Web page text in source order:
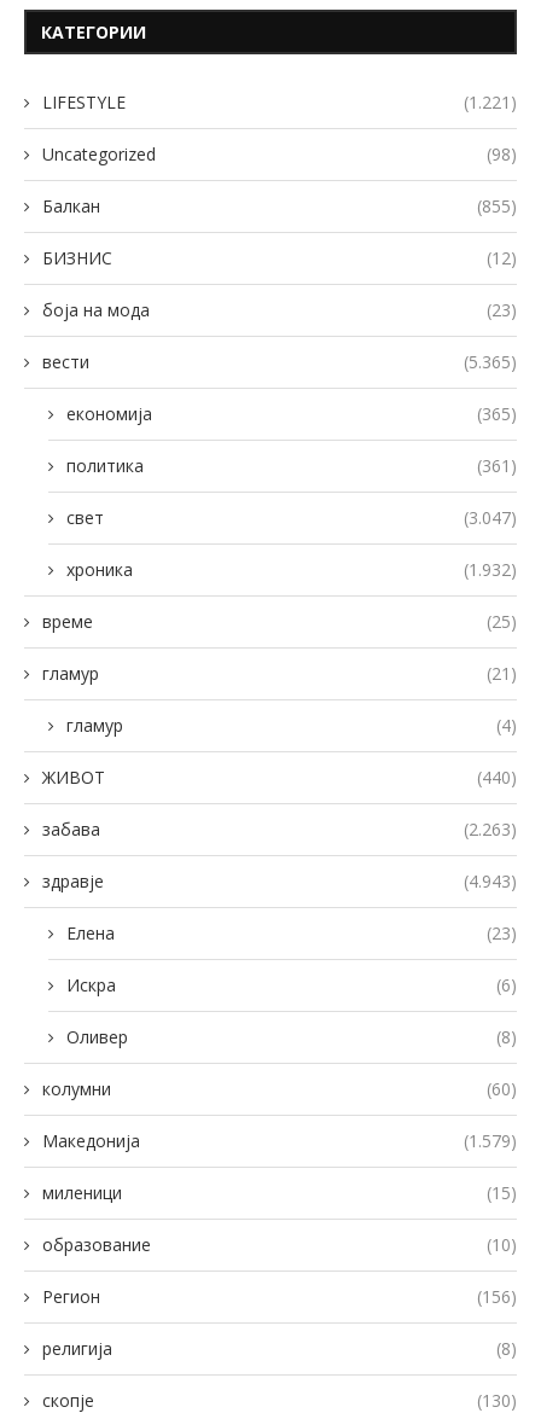
КАТЕГОРИИ
LIFESTYLE (1.221)
Uncategorized (98)
Балкан (855)
БИЗНИС (12)
боја на мода (23)
вести (5.365)
економија (365)
политика (361)
свет (3.047)
хроника (1.932)
време (25)
гламур (21)
гламур (4)
ЖИВОТ (440)
забава (2.263)
здравје (4.943)
Елена (23)
Искра (6)
Оливер (8)
колумни (60)
Македонија (1.579)
миленици (15)
образование (10)
Регион (156)
религија (8)
скопје (130)